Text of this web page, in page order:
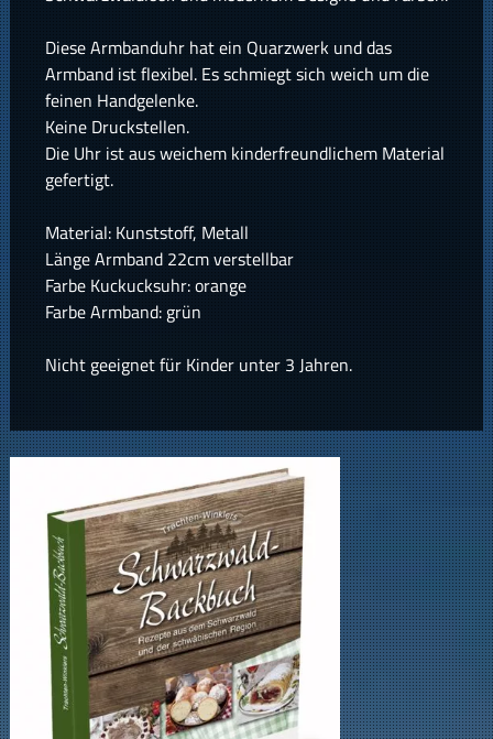
Diese Armbanduhr hat ein Quarzwerk und das
Armband ist flexibel. Es schmiegt sich weich um die
feinen Handgelenke.
Keine Druckstellen.
Die Uhr ist aus weichem kinderfreundlichem Material
gefertigt.
Material: Kunststoff, Metall
Länge Armband 22cm verstellbar
Farbe Kuckucksuhr: orange
Farbe Armband: grün
Nicht geeignet für Kinder unter 3 Jahren.